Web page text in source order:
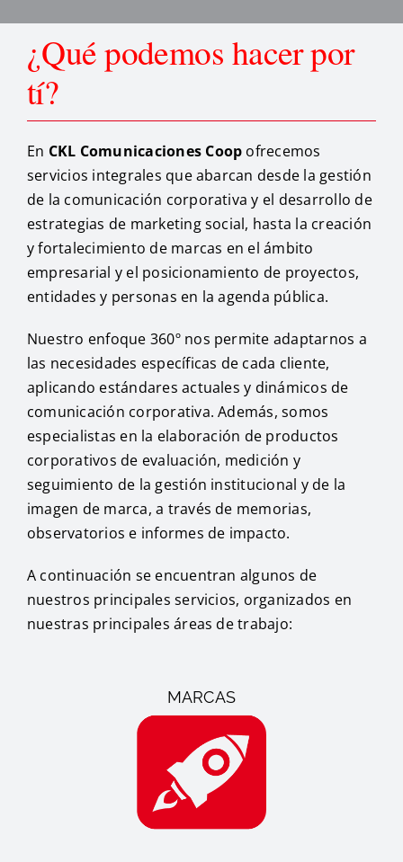
¿Qué podemos hacer por
tí?
En CKL Comunicaciones Coop ofrecemos
servicios integrales que abarcan desde la gestión
de la comunicación corporativa y el desarrollo de
estrategias de marketing social, hasta la creación
y fortalecimiento de marcas en el ámbito
empresarial y el posicionamiento de proyectos,
entidades y personas en la agenda pública.
Nuestro enfoque 360º nos permite adaptarnos a
las necesidades específicas de cada cliente,
aplicando estándares actuales y dinámicos de
comunicación corporativa. Además, somos
especialistas en la elaboración de productos
corporativos de evaluación, medición y
seguimiento de la gestión institucional y de la
imagen de marca, a través de memorias,
observatorios e informes de impacto.
A continuación se encuentran algunos de
nuestros principales servicios, organizados en
nuestras principales áreas de trabajo:
MARCAS